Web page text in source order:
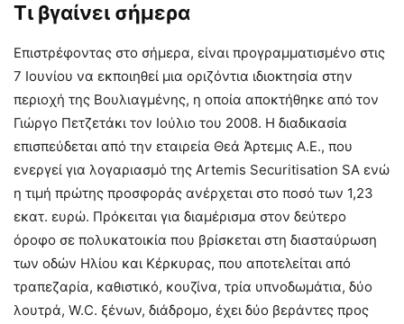
Τι βγαίνει σήμερα
Επιστρέφοντας στο σήμερα, είναι προγραμματισμένο στις
7 Ιουνίου να εκποιηθεί μια οριζόντια ιδιοκτησία στην
περιοχή της Βουλιαγμένης, η οποία αποκτήθηκε από τον
Γιώργο Πετζετάκι τον Ιούλιο του 2008. Η διαδικασία
επισπεύδεται από την εταιρεία Θεά Άρτεμις Α.Ε., που
ενεργεί για λογαριασμό της Artemis Securitisation SA ενώ
η τιμή πρώτης προσφοράς ανέρχεται στο ποσό των 1,23
εκατ. ευρώ. Πρόκειται για διαμέρισμα στον δεύτερο
όροφο σε πολυκατοικία που βρίσκεται στη διασταύρωση
των οδών Ηλίου και Κέρκυρας, που αποτελείται από
τραπεζαρία, καθιστικό, κουζίνα, τρία υπνοδωμάτια, δύο
λουτρά, W.C. ξένων, διάδρομο, έχει δύο βεράντες προς